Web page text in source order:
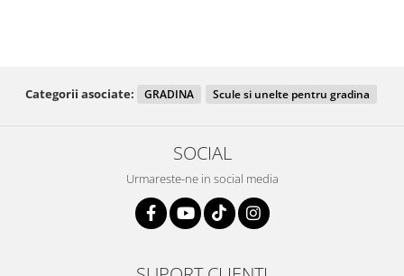
Categorii asociate: GRADINA Scule si unelte pentru gradina
SOCIAL
Urmareste-ne in social media